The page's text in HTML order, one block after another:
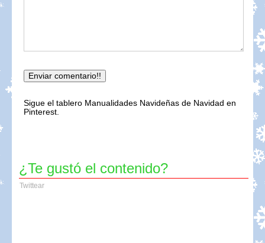
Sigue el tablero Manualidades Navideñas de Navidad en
Pinterest.
¿Te gustó el contenido?
Twittear